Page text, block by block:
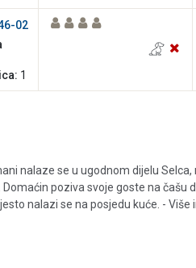
02
1
nalaze se u ugodnom dijelu
poziva svoje goste na
nalazi se na posjedu kuće. -